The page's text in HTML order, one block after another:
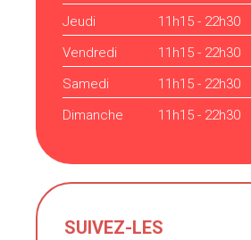
Jeudi
11h15 - 22h30
Vendredi
11h15 - 22h30
Samedi
11h15 - 22h30
Dimanche
11h15 - 22h30
SUIVEZ-LES